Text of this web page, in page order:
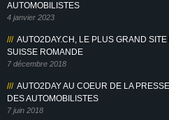
AUTOMOBILISTES
4 janvier 2023
AUTO2DAY.CH, LE PLUS GRAND
SUISSE ROMANDE
7 décembre 2018
AUTO2DAY AU COEUR DE LA
DES AUTOMOBILISTES
7 juin 2018